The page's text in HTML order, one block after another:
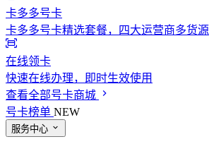
卡多多号卡
卡多多号卡精选套餐，四大运营商多货源
在线领卡
快速在线办理，即时生效使用
查看全部号卡商城
号卡榜单 NEW
服务中心